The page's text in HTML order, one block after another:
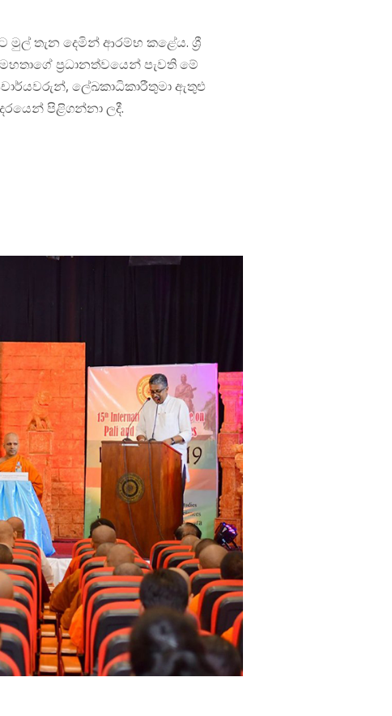
මුල් තැන දෙමින් ආරම්භ කළේය. ශ්‍රී
ප්‍රධානත්වයෙන් පැවති මේ
ලේඛකාධිකාරීතුමා ඇතුළු
පිළිගන්නා ලදී.